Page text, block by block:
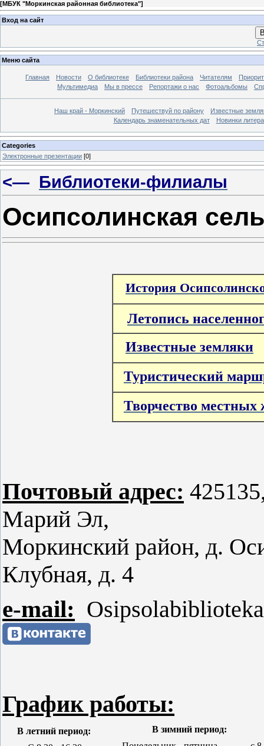
[МБУК "Моркинская районная библиотека"]
Вход на сайт
Меню сайта
Главная Новости О библиотеке Библиотеки района Читателям
Мультимедиа
Мы в прессе Репортажи о нас Фотоальбомы
Наш край - Моркинский Путешествуй по району
Известные
Календарь знаменательных дат
Новинки
Categories
Электронные презентации [0]
<— Библиотеки-филиалы
Осипсолинская
История
Летопись
Известные земляки
Туристический
Творчество местных
Почтовый адрес:
Марий Эл,
Моркинский район, д.
Клубная, д. 4
e-mail:
График работы:
В летний период:
В зимний период: